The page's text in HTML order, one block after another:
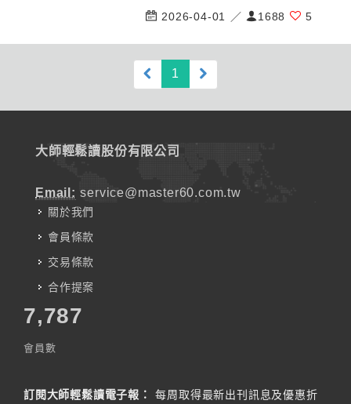
2026-04-01 ／ 1688 5
1 (current)
大師輕鬆讀股份有限公司
Email: service@master60.com.tw
關於我們
會員條款
交易條款
合作提案
7,787
會員數
訂閱大師輕鬆讀電子報：
每周取得最新出刊訊息及優惠折